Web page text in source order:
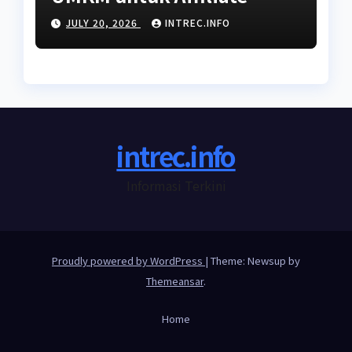
dengan Penghasilan Tidak
Tetap
JULY 20, 2026 INTREC.INFO
intrec.info
Proudly powered by WordPress | Theme: Newsup by
Themeansar.
Home